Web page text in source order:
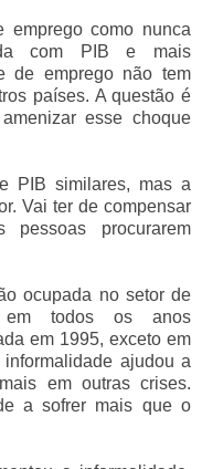
emprego como nunca
com PIB e mais
de emprego não tem
países. A questão é
esse choque
PIB similares, mas a
Vai ter de compensar
procurarem
ocupada no setor de
em todos os anos
em 1995, exceto em
ajudou a
em outras crises.
a sofrer mais que o